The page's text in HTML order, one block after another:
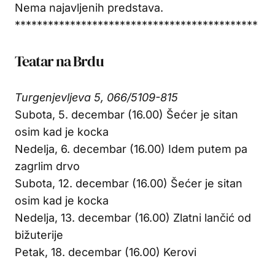
Nema najavljenih predstava.
********************************************
Teatar na Brdu
Turgenjevljeva 5, 066/5109-815
Subota, 5. decembar (16.00) Šećer je sitan
osim kad je kocka
Nedelja, 6. decembar (16.00) Idem putem pa
zagrlim drvo
Subota, 12. decembar (16.00) Šećer je sitan
osim kad je kocka
Nedelja, 13. decembar (16.00) Zlatni lančić od
bižuterije
Petak, 18. decembar (16.00) Kerovi